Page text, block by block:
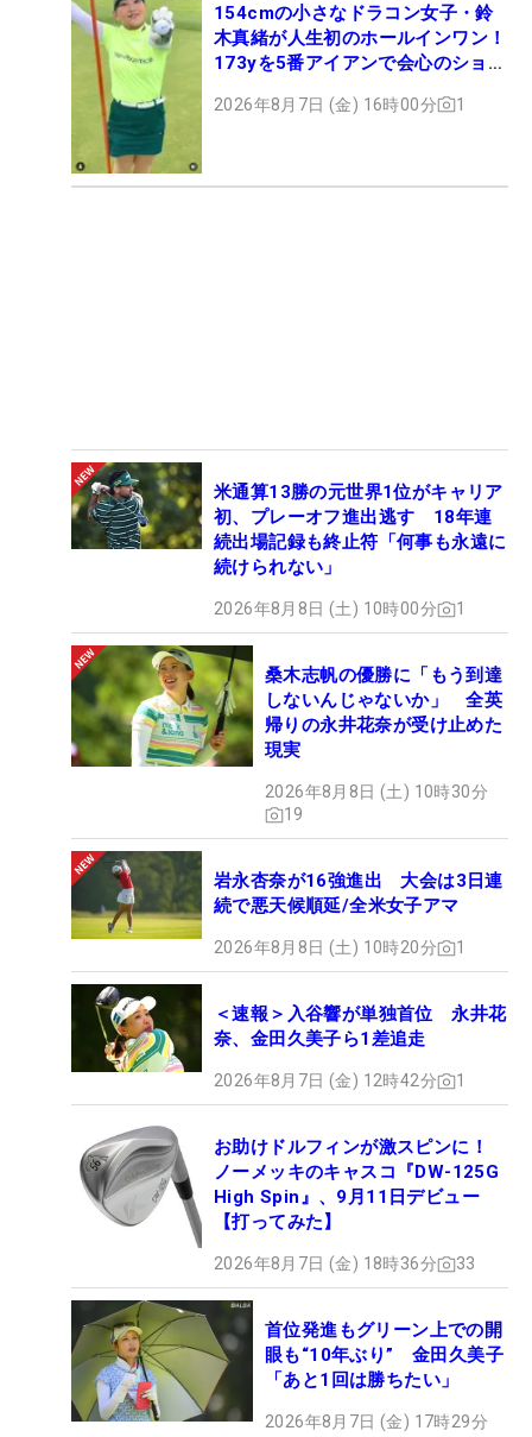
154cmの小さなドラコン女子・鈴
木真緒が人生初のホールインワン！
173yを5番アイアンで会心のショッ
2026年8月7日 (金) 16時00分 1
米通算13勝の元世界1位がキャリア
初、プレーオフ進出逃す 18年連
続出場記録も終止符「何事も永遠に
続けられない」
2026年8月8日 (土) 10時00分 1
桑木志帆の優勝に「もう到達
しないんじゃないか」 全英
帰りの永井花奈が受け止めた
現実
2026年8月8日 (土) 10時30分
19
岩永杏奈が16強進出 大会は3日連
続で悪天候順延/全米女子アマ
2026年8月8日 (土) 10時20分 1
＜速報＞入谷響が単独首位 永井花
奈、金田久美子ら1差追走
2026年8月7日 (金) 12時42分 1
お助けドルフィンが激スピンに！
ノーメッキのキャスコ『DW-125G
High Spin』、9月11日デビュー
【打ってみた】
2026年8月7日 (金) 18時36分 33
首位発進もグリーン上での開
眼も“10年ぶり” 金田久美子
「あと1回は勝ちたい」
2026年8月7日 (金) 17時29分